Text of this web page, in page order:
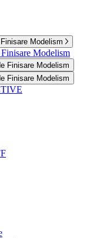
Modelism
Modelism
Finisare Modelism
Finisare Modelism